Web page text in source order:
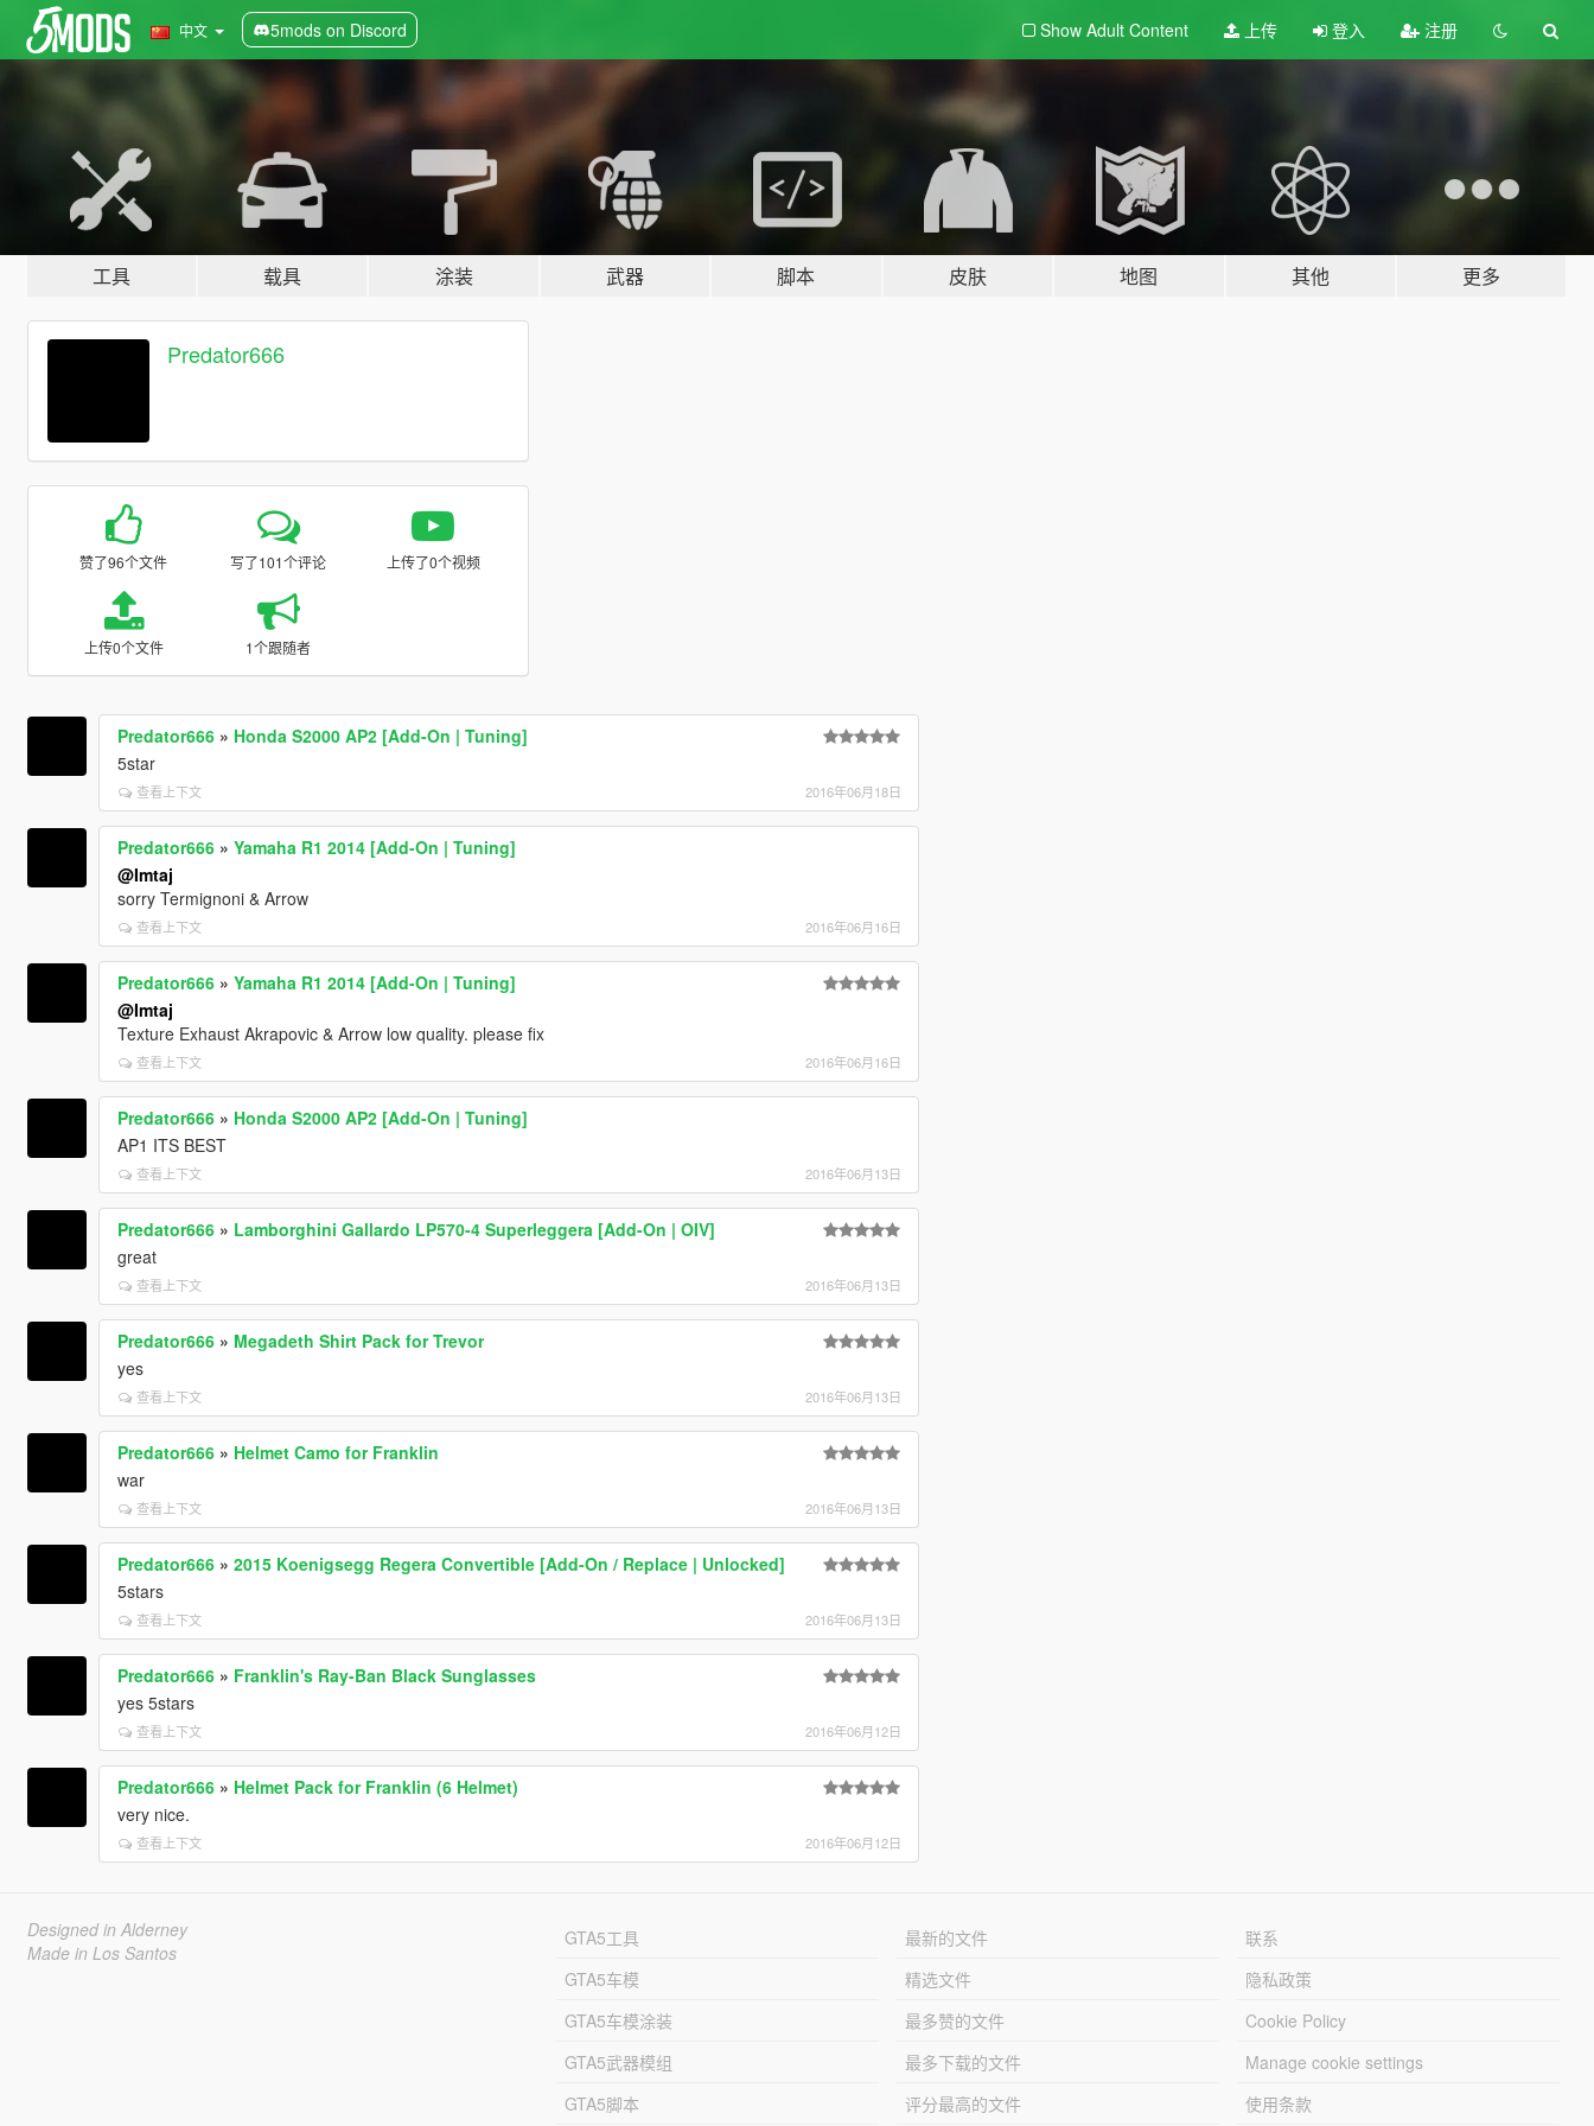
中文 5mods on Discord Show Adult Content 上传 登入 注册
工具 载具 涂装 武器 脚本 皮肤 地图 其他 更多
Predator666
赞了96个文件 写了101个评论 上传了0个视频
上传0个文件 1个跟随者
Predator666» Honda S2000 AP2 [Add-On | Tuning]
5star
查看上下文 2016年06月18日
Predator666» Yamaha R1 2014 [Add-On | Tuning]
@Imtaj
sorry Termignoni & Arrow
查看上下文 2016年06月16日
Predator666» Yamaha R1 2014 [Add-On | Tuning]
@Imtaj
Texture Exhaust Akrapovic & Arrow low quality. please fix
查看上下文 2016年06月16日
Predator666» Honda S2000 AP2 [Add-On | Tuning]
AP1 ITS BEST
查看上下文 2016年06月13日
Predator666» Lamborghini Gallardo LP570-4 Superleggera [Add-On | OIV]
great
查看上下文 2016年06月13日
Predator666» Megadeth Shirt Pack for Trevor
yes
查看上下文 2016年06月13日
Predator666» Helmet Camo for Franklin
war
查看上下文 2016年06月13日
Predator666» 2015 Koenigsegg Regera Convertible [Add-On / Replace | Unlocked]
5stars
查看上下文 2016年06月13日
Predator666» Franklin's Ray-Ban Black Sunglasses
yes 5stars
查看上下文 2016年06月12日
Predator666» Helmet Pack for Franklin (6 Helmet)
very nice.
查看上下文 2016年06月12日
Designed in Alderney
Made in Los Santos
GTA5工具
GTA5车模
GTA5车模涂装
GTA5武器模组
GTA5脚本
最新的文件
精选文件
最多赞的文件
最多下载的文件
评分最高的文件
联系
隐私政策
Cookie Policy
Manage cookie settings
使用条款